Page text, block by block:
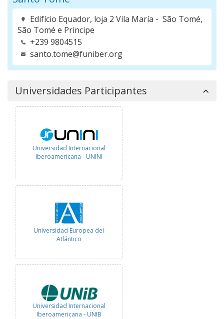
Edifício Equador, loja 2 Vila María - São Tomé,
São Tomé e Principe
+239 9804515
santo.tome@funiber.org
Universidades Participantes
Universidad Internacional
Iberoamericana - UNINI
Universidad Europea del
Atlántico
Universidad Internacional
Iberoamericana - UNIB